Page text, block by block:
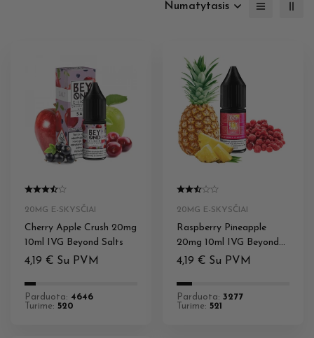
Numatytasis
20MG E-SKYSČIAI
Cherry Apple Crush 20mg
10ml IVG Beyond Salts
4,19 € Su PVM
Parduota: 4646
Turime: 520
20MG E-SKYSČIAI
Raspberry Pineapple
20mg 10ml IVG Beyond
Salts
4,19 € Su PVM
Parduota: 3277
Turime: 521